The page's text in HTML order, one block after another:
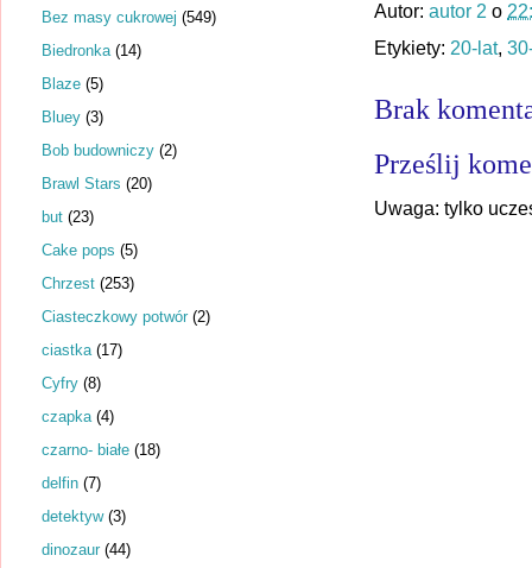
Autor: autor 2 o
Etykiety: 20-lat,
Brak
Prześlij
Uwaga: tylko
Bez masy cukrowej (549)
Biedronka (14)
Blaze (5)
Bluey (3)
Bob budowniczy (2)
Brawl Stars (20)
but (23)
Cake pops (5)
Chrzest (253)
Ciasteczkowy potwór (2)
ciastka (17)
Cyfry (8)
czapka (4)
czarno- białe (18)
delfin (7)
detektyw (3)
dinozaur (44)